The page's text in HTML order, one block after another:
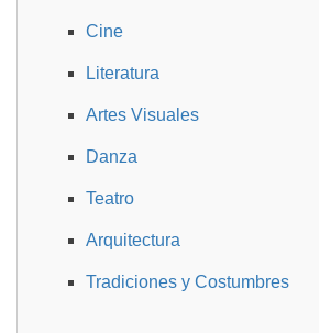
Cine
Literatura
Artes Visuales
Danza
Teatro
Arquitectura
Tradiciones y Costumbres